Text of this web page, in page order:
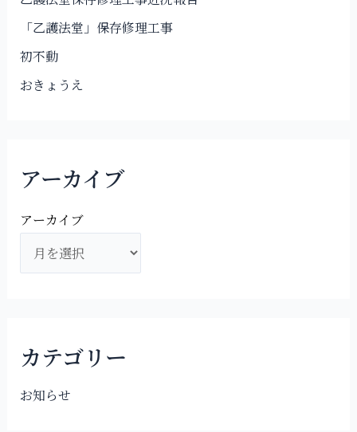
「乙護法堂」保存修理工事
初不動
おきょうえ
アーカイブ
アーカイブ
カテゴリー
お知らせ